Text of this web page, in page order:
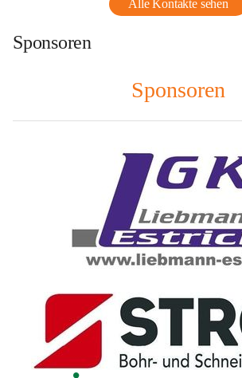
Alle Kontakte sehen
Sponsoren
Sponsoren